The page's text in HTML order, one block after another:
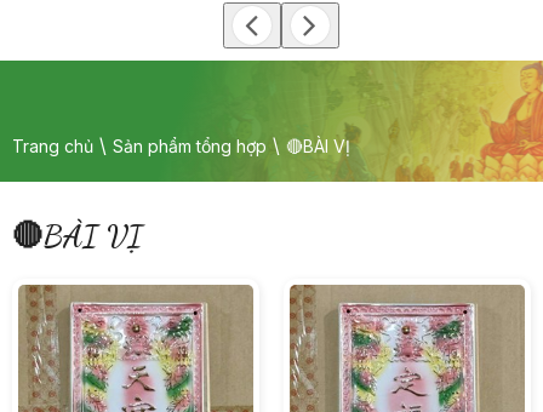
Trang chủ Sản phẩm tổng hợp 🔴BÀI VỊ
🔴BÀI VỊ